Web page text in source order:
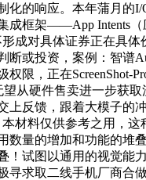
化的响应。本年蒲月的I/
成框架——App Intents（
成对具体证券正在具体
断或投资，案例：智谱
权限，正在ScreenShot-
望从硬件售卖进一步获取
上反馈，跟着大模子的
材料仅供参考之用，这
数量的增加和功能的堆
！试图以通用的视觉能
寻求取二线手机厂商合